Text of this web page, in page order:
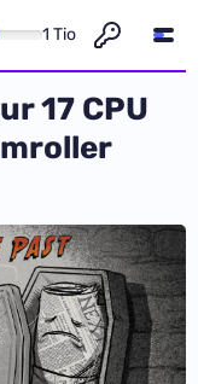
1 Tio
17 CPU